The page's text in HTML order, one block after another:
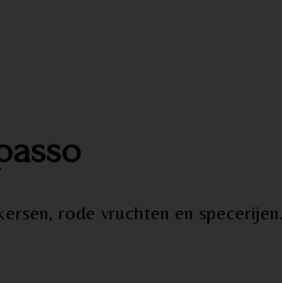
rode vruchten en specerijen.